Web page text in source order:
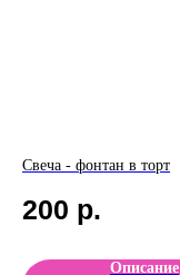
Свеча - фонтан в торт
200 р.
Описание